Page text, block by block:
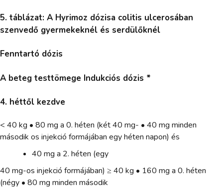
5. táblázat: A Hyrimoz dózisa colitis ulcerosában
szenvedő gyermekeknél és serdülőknél
Fenntartó dózis
A beteg testtömege Indukciós dózis *
4. héttől kezdve
< 40 kg • 80 mg a 0. héten (két 40 mg- • 40 mg minden
második os injekció formájában egy héten napon) és
40 mg a 2. héten (egy
40 mg-os injekció formájában) ≥ 40 kg • 160 mg a 0. héten
(négy • 80 mg minden második